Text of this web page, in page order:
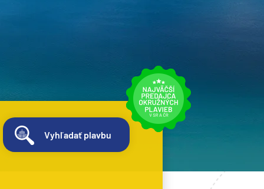
Vyhľadať plavbu